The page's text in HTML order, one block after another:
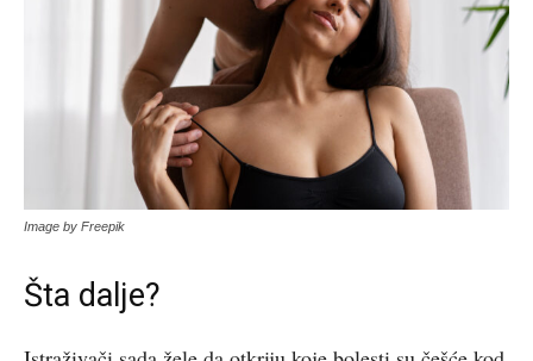
Image by Freepik
Šta dalje?